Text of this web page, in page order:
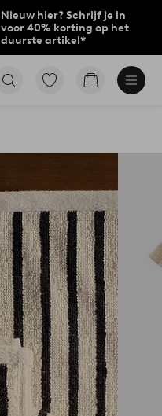
Nieuw hier? Schrijf je in
voor 40% korting op het
duurste artikel*
Ga
Go